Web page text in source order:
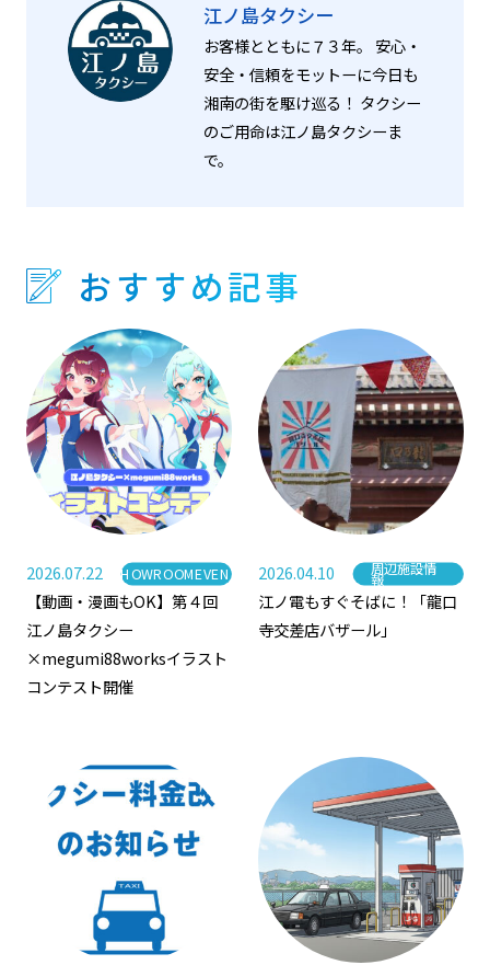
江ノ島タクシー
お客様とともに７３年。 安心・
安全・信頼をモットーに今日も
湘南の街を駆け巡る！ タクシー
のご用命は江ノ島タクシーま
で。
おすすめ記事
【動画・漫画もOK】第４回
江ノ島タクシー
×megumi88worksイラスト
コンテスト開催
2026.07.22 カテゴリー
SHOWROOMEVENT
江ノ電もすぐそばに！「龍口
寺交差店バザール」
2026.04.10 カテゴリー
周辺施設情
報